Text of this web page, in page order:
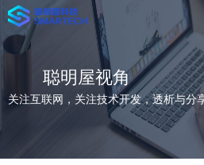
聪明屋视角
关注互联网，关注技术开发，透析与分